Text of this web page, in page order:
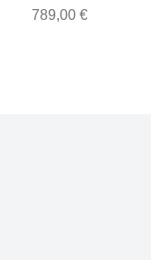
moyenne (H3),
789,00 €